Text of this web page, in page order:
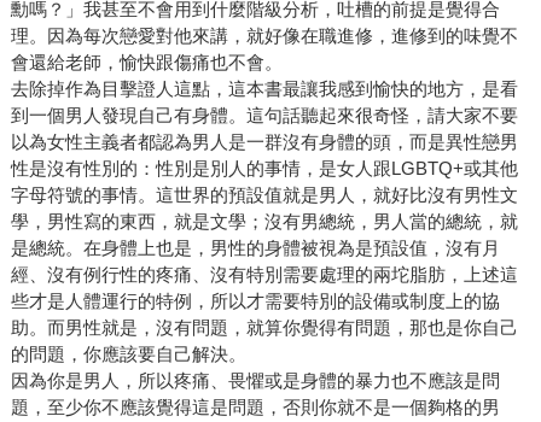
勳嗎？」我甚至不會用到什麼階級分析，吐槽的前提是覺得合
理。因為每次戀愛對他來講，就好像在職進修，進修到的味覺不
會還給老師，愉快跟傷痛也不會。
去除掉作為目擊證人這點，這本書最讓我感到愉快的地方，是看
到一個男人發現自己有身體。這句話聽起來很奇怪，請大家不要
以為女性主義者都認為男人是一群沒有身體的頭，而是異性戀男
性是沒有性別的：性別是別人的事情，是女人跟LGBTQ+或其他
字母符號的事情。這世界的預設值就是男人，就好比沒有男性文
學，男性寫的東西，就是文學；沒有男總統，男人當的總統，就
是總統。在身體上也是，男性的身體被視為是預設值，沒有月
經、沒有例行性的疼痛、沒有特別需要處理的兩坨脂肪，上述這
些才是人體運行的特例，所以才需要特別的設備或制度上的協
助。而男性就是，沒有問題，就算你覺得有問題，那也是你自己
的問題，你應該要自己解決。
因為你是男人，所以疼痛、畏懼或是身體的暴力也不應該是問
題，至少你不應該覺得這是問題，否則你就不是一個夠格的男